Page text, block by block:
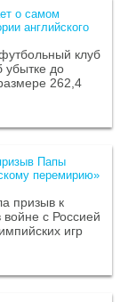
о самом
английского
клуб
убытке до
262,4
Папы
перемирию»
призыв к
с Россией
игр